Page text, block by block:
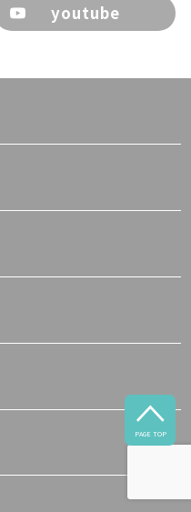
youtube

PAGE TOP